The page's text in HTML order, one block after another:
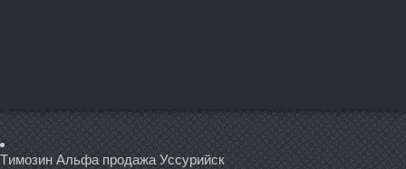
Tимозин Альфа продажа Уссурийск